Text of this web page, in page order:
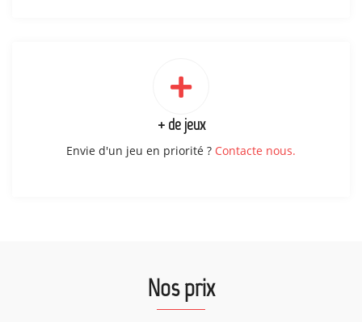
+ de jeux
Envie d'un jeu en priorité ? Contacte nous.
Nos prix